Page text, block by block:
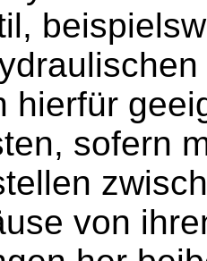
hierfür
sofern
von